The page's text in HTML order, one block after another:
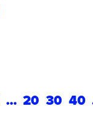
... 20 30 40